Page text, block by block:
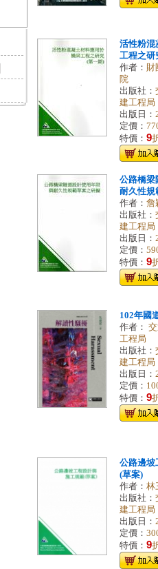
活性粉混
工程之研
作者： 財
院
出版社：
建工程局
出版日：
定價：
特價： 9
公路橋梁
耐久性規
作者： 詹
出版社：
建工程局
出版日：
定價：
特價： 9
102年國
作者：
工程局
出版社：
建工程局
出版日：
定價：
特價： 9
公路邊坡
(草案)
作者： 林
出版社：
建工程局
出版日：
定價：
特價： 9